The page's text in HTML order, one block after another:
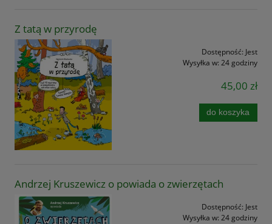
Z tatą w przyrodę
Dostępność: Jest
Wysyłka w: 24 godziny
45,00 zł
do koszyka
Andrzej Kruszewicz o powiada o zwierzętach
Dostępność: Jest
Wysyłka w: 24 godziny